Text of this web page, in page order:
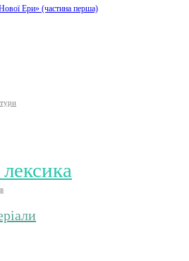
Ери» (частина перша)